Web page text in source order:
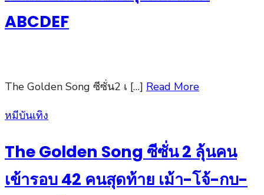
ABCDEF
The Golden Song ซีซั่น2 เ […] Read More
Posted
หมีบันเทิง
The Golden Song ซีซั่น 2 ลุ้นคน
เข้ารอบ 42 คนสุดท้าย เม้า-โจ้-กบ-